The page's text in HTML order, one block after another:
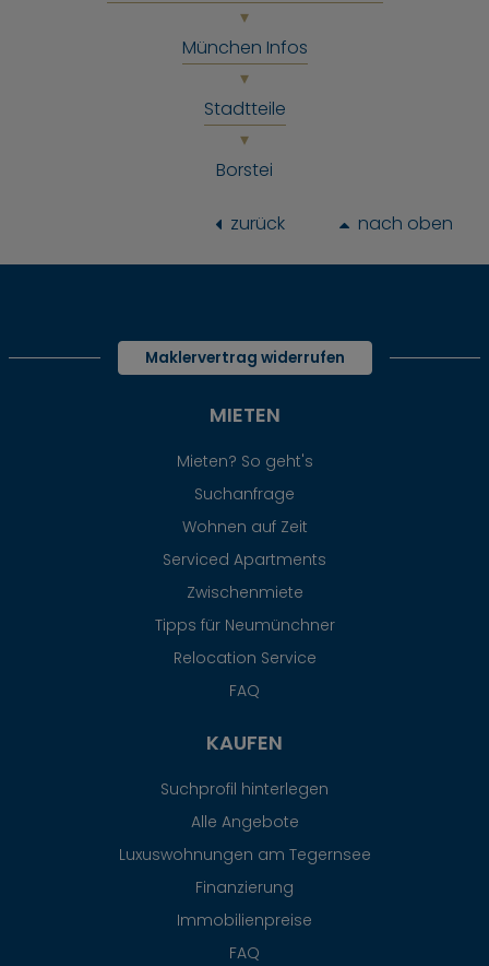
München Infos
Stadtteile
Borstei
zurück nach oben
Maklervertrag widerrufen
MIETEN
Mieten? So geht's
Suchanfrage
Wohnen auf Zeit
Serviced Apartments
Zwischenmiete
Tipps für Neumünchner
Relocation Service
FAQ
KAUFEN
Suchprofil hinterlegen
Alle Angebote
Luxuswohnungen am Tegernsee
Finanzierung
Immobilienpreise
FAQ